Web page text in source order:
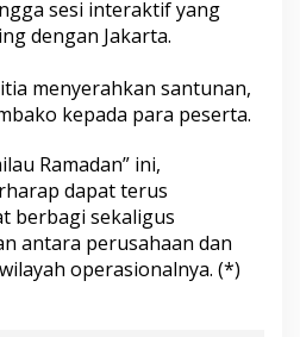
sesi interaktif yang
dengan Jakarta.
menyerahkan santunan,
kepada para peserta.
Ramadan” ini,
dapat terus
berbagi sekaligus
antara perusahaan dan
operasionalnya. (*)